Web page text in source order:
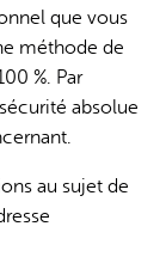
que vous
méthode de
%. Par
absolue
au sujet de